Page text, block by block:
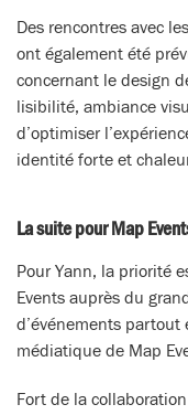
Des rencontres avec
ont également été
concernant le design
lisibilité, ambiance
d’optimiser
identité forte et
La suite pour Map
Pour Yann, la priorité
Events auprès du
d’événements
médiatique de Map
Fort de la